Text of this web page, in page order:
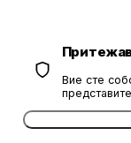
Вие сте